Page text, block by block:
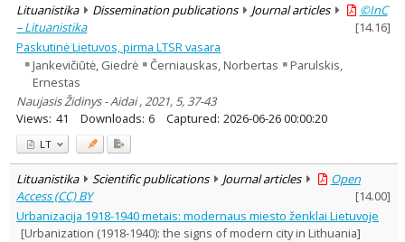
Lituanistika Dissemination publications Journal articles
©InC
– Lituanistika
[14.16]
Paskutinė Lietuvos, pirma LTSR vasara
Jankevičiūtė, Giedrė
Černiauskas, Norbertas
Parulskis,
Ernestas
Naujasis Židinys - Aidai , 2021, 5, 37-43
Views: 41 Downloads: 6 Captured: 2026-06-26 00:00:20
LT
Lituanistika Scientific publications Journal articles
Open
Access (CC) BY
[14.00]
Urbanizacija 1918-1940 metais: modernaus miesto ženklai Lietuvoje
[Urbanization (1918-1940): the signs of modern city in Lithuania]